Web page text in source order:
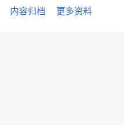
内容归档 更多资料